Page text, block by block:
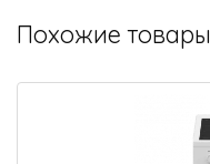
Похожие товары